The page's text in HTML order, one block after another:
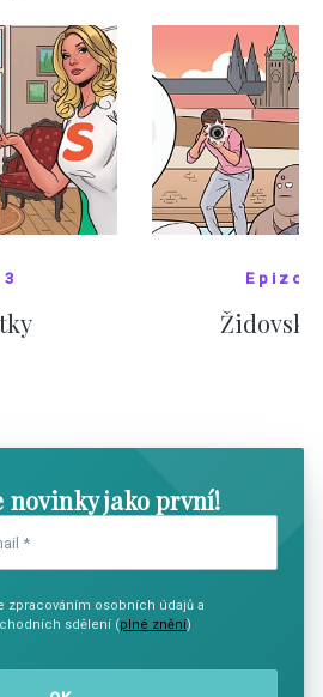
novinky jako první!
zpracováním osobních údajů a
sdělení (plné znění)